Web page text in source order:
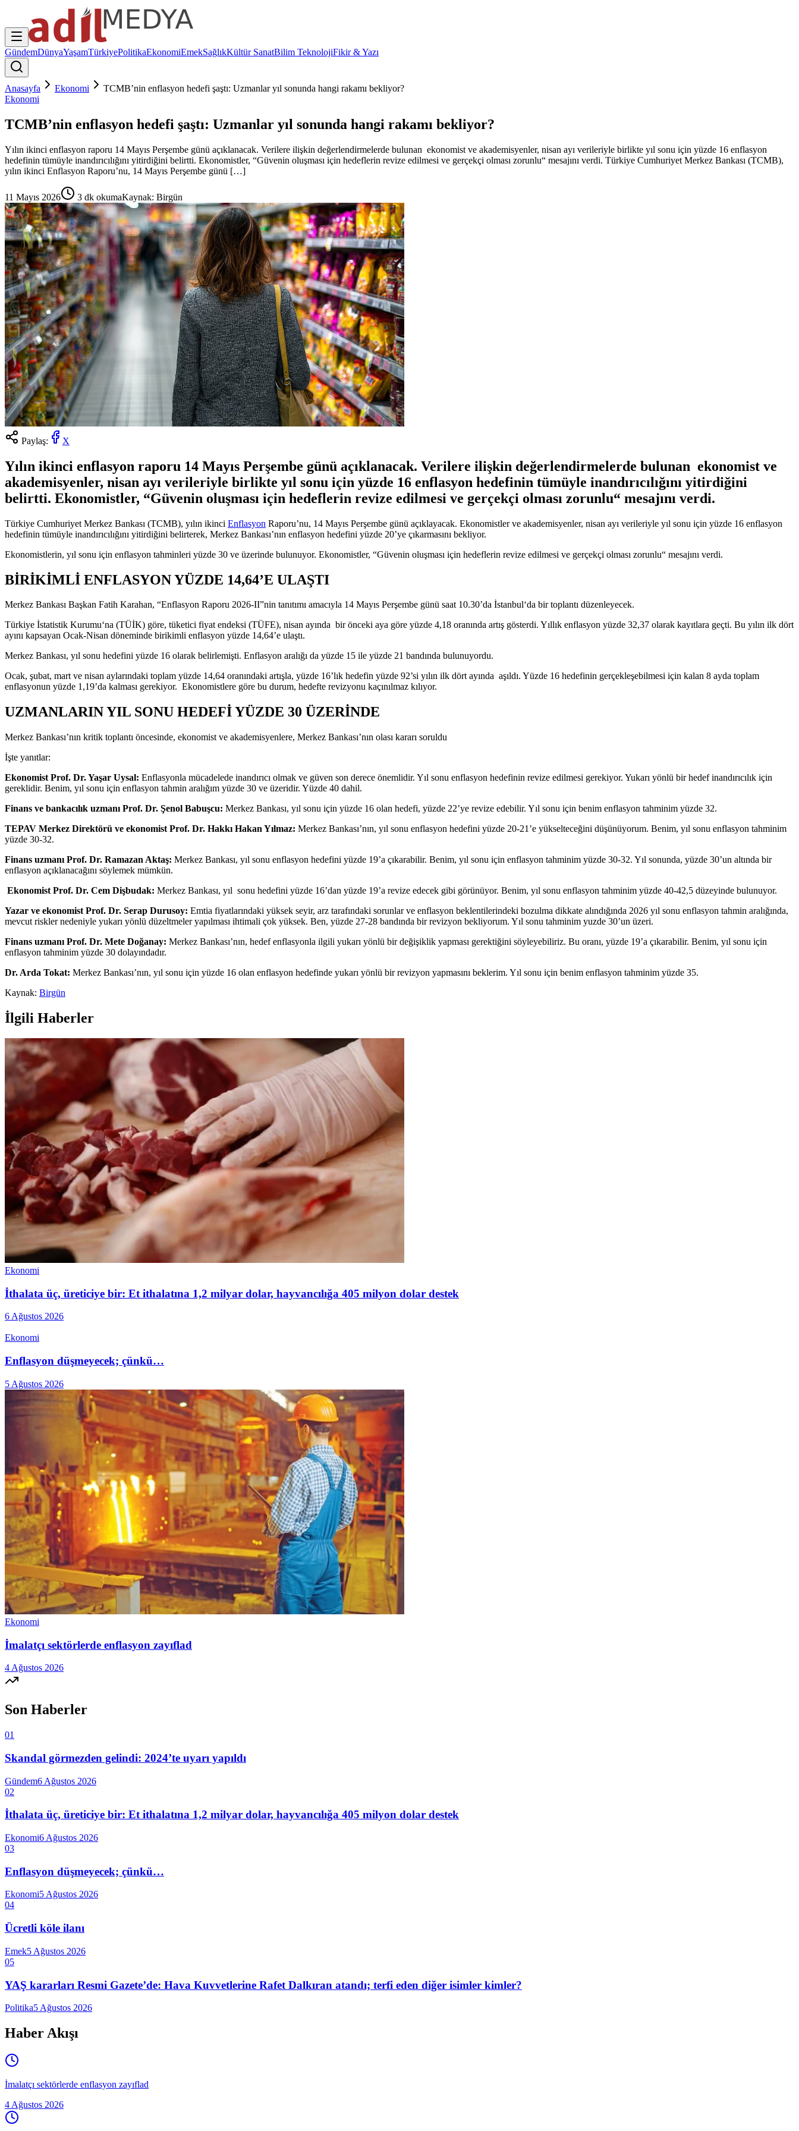
GündemDünyaYaşamTürkiyePolitikaEkonomiEmekSağlıkKültür SanatBilim TeknolojiFikir & Yazı
Anasayfa Ekonomi
TCMB’nin enflasyon hedefi şaştı: Uzmanlar yıl sonunda hangi rakamı bekliyor?
Ekonomi
TCMB’nin enflasyon hedefi şaştı: Uzmanlar yıl sonunda hangi rakamı bekliyor?
Yılın ikinci enflasyon raporu 14 Mayıs Perşembe günü açıklanacak. Verilere ilişkin değerlendirmelerde bulunan ekonomist ve akademisyenler, nisan ayı verileriyle birlikte yıl sonu için yüzde 16 enflasyon
hedefinin tümüyle inandırıcılığını yitirdiğini belirtti. Ekonomistler, “Güvenin oluşması için hedeflerin revize edilmesi ve gerçekçi olması zorunlu“ mesajını verdi. Türkiye Cumhuriyet Merkez Bankası (TCMB),
yılın ikinci Enflasyon Raporu’nu, 14 Mayıs Perşembe günü […]
11 Mayıs 2026 3 dk okumaKaynak: Birgün
Paylaş: X
Yılın ikinci enflasyon raporu 14 Mayıs Perşembe günü açıklanacak. Verilere ilişkin değerlendirmelerde bulunan ekonomist ve
akademisyenler, nisan ayı verileriyle birlikte yıl sonu için yüzde 16 enflasyon hedefinin tümüyle inandırıcılığını yitirdiğini
belirtti. Ekonomistler, “Güvenin oluşması için hedeflerin revize edilmesi ve gerçekçi olması zorunlu“ mesajını verdi.
Türkiye Cumhuriyet Merkez Bankası (TCMB), yılın ikinci Enflasyon Raporu’nu, 14 Mayıs Perşembe günü açıklayacak. Ekonomistler ve akademisyenler, nisan ayı verileriyle yıl sonu için yüzde 16 enflasyon
hedefinin tümüyle inandırıcılığını yitirdiğini belirterek, Merkez Bankası’nın enflasyon hedefini yüzde 20’ye çıkarmasını bekliyor.
Ekonomistlerin, yıl sonu için enflasyon tahminleri yüzde 30 ve üzerinde bulunuyor. Ekonomistler, “Güvenin oluşması için hedeflerin revize edilmesi ve gerçekçi olması zorunlu“ mesajını verdi.
BİRİKİMLİ ENFLASYON YÜZDE 14,64’E ULAŞTI
Merkez Bankası Başkan Fatih Karahan, “Enflasyon Raporu 2026-II”nin tanıtımı amacıyla 14 Mayıs Perşembe günü saat 10.30’da İstanbul‘da bir toplantı düzenleyecek.
Türkiye İstatistik Kurumu‘na (TÜİK) göre, tüketici fiyat endeksi (TÜFE), nisan ayında bir önceki aya göre yüzde 4,18 oranında artış gösterdi. Yıllık enflasyon yüzde 32,37 olarak kayıtlara geçti. Bu yılın ilk dört
ayını kapsayan Ocak-Nisan döneminde birikimli enflasyon yüzde 14,64’e ulaştı.
Merkez Bankası, yıl sonu hedefini yüzde 16 olarak belirlemişti. Enflasyon aralığı da yüzde 15 ile yüzde 21 bandında bulunuyordu.
Ocak, şubat, mart ve nisan aylarındaki toplam yüzde 14,64 oranındaki artışla, yüzde 16’lık hedefin yüzde 92’si yılın ilk dört ayında aşıldı. Yüzde 16 hedefinin gerçekleşebilmesi için kalan 8 ayda toplam
enflasyonun yüzde 1,19’da kalması gerekiyor. Ekonomistlere göre bu durum, hedefte revizyonu kaçınılmaz kılıyor.
UZMANLARIN YIL SONU HEDEFİ YÜZDE 30 ÜZERİNDE
Merkez Bankası’nın kritik toplantı öncesinde, ekonomist ve akademisyenlere, Merkez Bankası’nın olası kararı soruldu
İşte yanıtlar:
Ekonomist Prof. Dr. Yaşar Uysal: Enflasyonla mücadelede inandırıcı olmak ve güven son derece önemlidir. Yıl sonu enflasyon hedefinin revize edilmesi gerekiyor. Yukarı yönlü bir hedef inandırıcılık için
gereklidir. Benim, yıl sonu için enflasyon tahmin aralığım yüzde 30 ve üzeridir. Yüzde 40 dahil.
Finans ve bankacılık uzmanı Prof. Dr. Şenol Babuşcu: Merkez Bankası, yıl sonu için yüzde 16 olan hedefi, yüzde 22’ye revize edebilir. Yıl sonu için benim enflasyon tahminim yüzde 32.
TEPAV Merkez Direktörü ve ekonomist Prof. Dr. Hakkı Hakan Yılmaz: Merkez Bankası’nın, yıl sonu enflasyon hedefini yüzde 20-21’e yükselteceğini düşünüyorum. Benim, yıl sonu enflasyon tahminim
yüzde 30-32.
Finans uzmanı Prof. Dr. Ramazan Aktaş: Merkez Bankası, yıl sonu enflasyon hedefini yüzde 19’a çıkarabilir. Benim, yıl sonu için enflasyon tahminim yüzde 30-32. Yıl sonunda, yüzde 30’un altında bir
enflasyon açıklanacağını söylemek mümkün.
Ekonomist Prof. Dr. Cem Dişbudak: Merkez Bankası, yıl sonu hedefini yüzde 16’dan yüzde 19’a revize edecek gibi görünüyor. Benim, yıl sonu enflasyon tahminim yüzde 40-42,5 düzeyinde bulunuyor.
Yazar ve ekonomist Prof. Dr. Serap Durusoy: Emtia fiyatlarındaki yüksek seyir, arz tarafındaki sorunlar ve enflasyon beklentilerindeki bozulma dikkate alındığında 2026 yıl sonu enflasyon tahmin aralığında,
mevcut riskler nedeniyle yukarı yönlü düzeltmeler yapılması ihtimali çok yüksek. Ben, yüzde 27-28 bandında bir revizyon bekliyorum. Yıl sonu tahminim yuzde 30’un üzeri.
Finans uzmanı Prof. Dr. Mete Doğanay: Merkez Bankası’nın, hedef enflasyonla ilgili yukarı yönlü bir değişiklik yapması gerektiğini söyleyebiliriz. Bu oranı, yüzde 19’a çıkarabilir. Benim, yıl sonu için
enflasyon tahminim yüzde 30 dolayındadır.
Dr. Arda Tokat: Merkez Bankası’nın, yıl sonu için yüzde 16 olan enflasyon hedefinde yukarı yönlü bir revizyon yapmasını beklerim. Yıl sonu için benim enflasyon tahminim yüzde 35.
Kaynak: Birgün
İlgili Haberler
Ekonomi
İthalata üç, üreticiye bir: Et ithalatına 1,2 milyar dolar, hayvancılığa 405 milyon dolar destek
6 Ağustos 2026
Ekonomi
Enflasyon düşmeyecek; çünkü…
5 Ağustos 2026
Ekonomi
İmalatçı sektörlerde enflasyon zayıflad
4 Ağustos 2026
Son Haberler
01
Skandal görmezden gelindi: 2024’te uyarı yapıldı
Gündem6 Ağustos 2026
02
İthalata üç, üreticiye bir: Et ithalatına 1,2 milyar dolar, hayvancılığa 405 milyon dolar destek
Ekonomi6 Ağustos 2026
03
Enflasyon düşmeyecek; çünkü…
Ekonomi5 Ağustos 2026
04
Ücretli köle ilanı
Emek5 Ağustos 2026
05
YAŞ kararları Resmi Gazete’de: Hava Kuvvetlerine Rafet Dalkıran atandı; terfi eden diğer isimler kimler?
Politika5 Ağustos 2026
Haber Akışı
İmalatçı sektörlerde enflasyon zayıflad
4 Ağustos 2026